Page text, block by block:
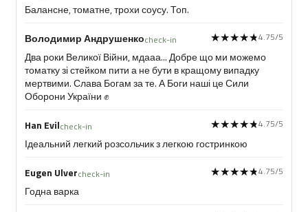
Балансне, томатне, трохи соусу. Топ.
Володимир Андрушенкоcheck-in ★★★★★
★★★★★4.75/5
Два роки Великої Війни, мдааа... Добре що ми можемо
томатку зі стейком пити а не бути в кращому випадку
мертвими. Слава Богам за те. А Боги наші це Сили
Оборони України ✊
Han Evilcheck-in ★★★★★
★★★★★4.75/5
Ідеальний легкий розсольчик з легкою гостринкою
Eugen Ulvercheck-in ★★★★★
★★★★★4.75/5
Годна варка